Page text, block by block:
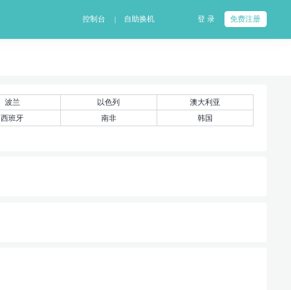
控制台 | 自助换机 登 录 免费注册
波兰 以色列
澳大利亚
西班牙 南非
韩国